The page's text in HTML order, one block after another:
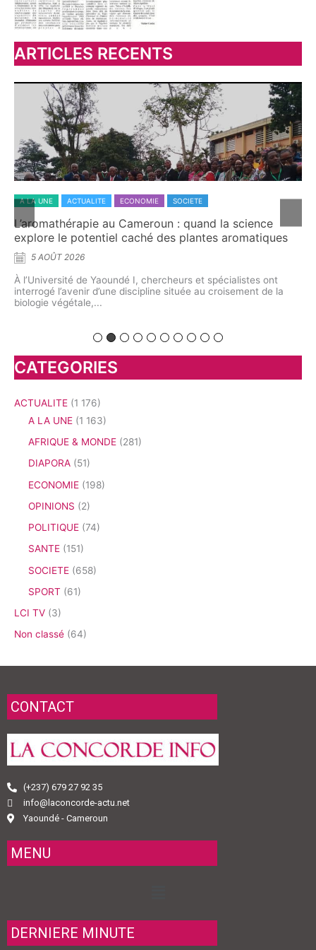
ARTICLES RECENTS
A LA UNE ACTUALITE ECONOMIE SOCIETE
L’aromathérapie au Cameroun : quand la science
explore le potentiel caché des plantes aromatiques
5 AOÛT 2026
À l’Université de Yaoundé I, chercheurs et spécialistes ont
interrogé l’avenir d’une discipline située au croisement de la
biologie végétale,...
CATEGORIES
ACTUALITE (1 176)
A LA UNE (1 163)
AFRIQUE & MONDE (281)
DIAPORA (51)
ECONOMIE (198)
OPINIONS (2)
POLITIQUE (74)
SANTE (151)
SOCIETE (658)
SPORT (61)
LCI TV (3)
Non classé (64)
CONTACT
(+237) 679 27 92 35
info@laconcorde-actu.net
Yaoundé - Cameroun
MENU
DERNIERE MINUTE